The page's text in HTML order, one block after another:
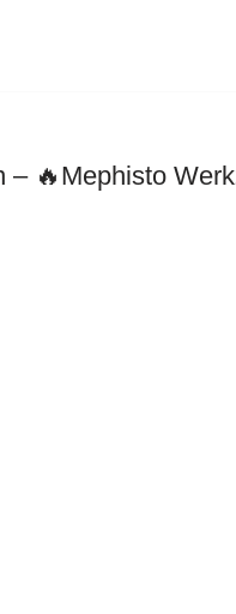
– 🔥Mephisto